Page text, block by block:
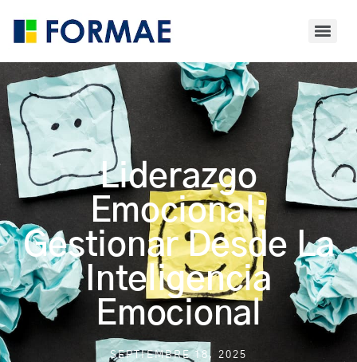
Liderazgo
Emocional:
Gestionar Desde La
Inteligencia
Emocional
SEPTIEMBRE 18, 2025